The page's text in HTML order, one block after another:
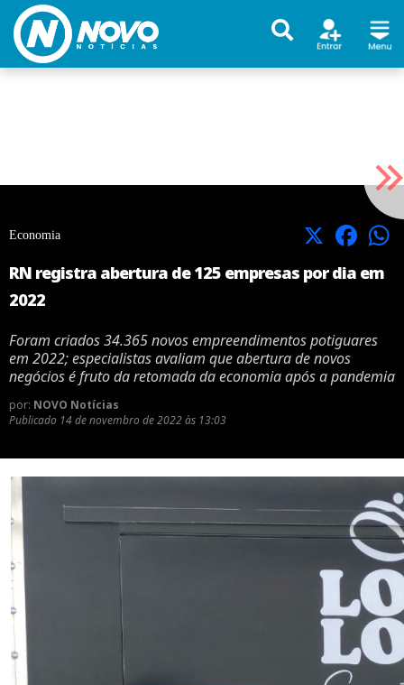
Economia X Facebook
RN registra abertura de 125 empresas por dia em
2022
Foram criados 34.365 novos empreendimentos potiguares
em 2022; especialistas avaliam que abertura de novos
negócios é fruto da retomada da economia após a pandemia
por: NOVO Notícias
Publicado 14 de novembro de 2022 às 13:03